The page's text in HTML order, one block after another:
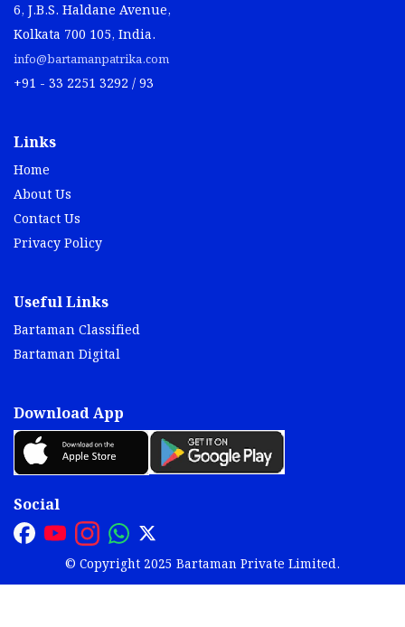
6, J.B.S. Haldane Avenue,
Kolkata 700 105, India.
info@bartamanpatrika.com
+91 - 33 2251 3292 / 93
Links
Home
About Us
Contact Us
Privacy Policy
Useful Links
Bartaman Classified
Bartaman Digital
Download App
Social
© Copyright 2025 Bartaman Private Limited.